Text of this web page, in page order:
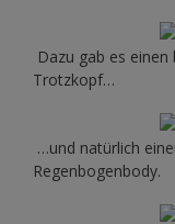
Dazu gab es
Trotzkopf…
…und natürlich
Regenbogenbody.